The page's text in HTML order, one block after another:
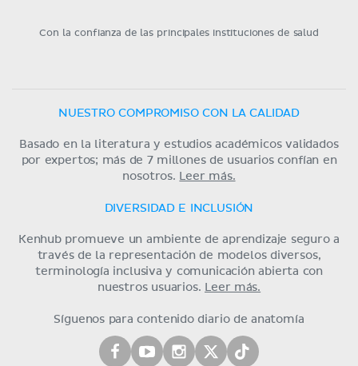
Con la confianza de las principales instituciones de salud
NUESTRO COMPROMISO CON LA CALIDAD
Basado en la literatura y estudios académicos validados
por expertos; más de 7 millones de usuarios confían en
nosotros.
Leer más.
DIVERSIDAD E INCLUSIÓN
Kenhub promueve un ambiente de aprendizaje seguro a
través de la representación de modelos diversos,
terminología inclusiva y comunicación abierta con
nuestros usuarios.
Leer más.
Síguenos para contenido diario de anatomía